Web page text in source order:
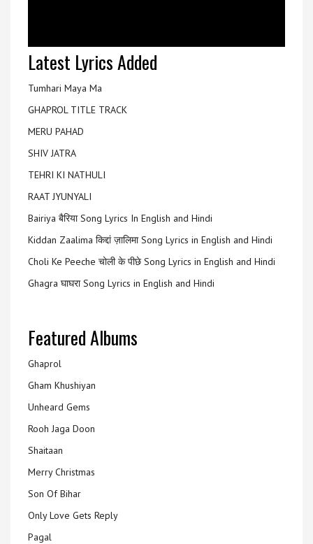
Latest Lyrics Added
Tumhari Maya Ma
GHAPROL TITLE TRACK
MERU PAHAD
SHIV JATRA
TEHRI KI NATHULI
RAAT JYUNYALI
Bairiya बैरिया Song Lyrics In English and Hindi
Kiddan Zaalima किद्दां ज़ालिमा Song Lyrics in English and Hindi
Choli Ke Peeche चोली के पीछे Song Lyrics in English and Hindi
Ghagra घाघरा Song Lyrics in English and Hindi
Featured Albums
Ghaprol
Gham Khushiyan
Unheard Gems
Rooh Jaga Doon
Shaitaan
Merry Christmas
Son Of Bihar
Only Love Gets Reply
Pagal